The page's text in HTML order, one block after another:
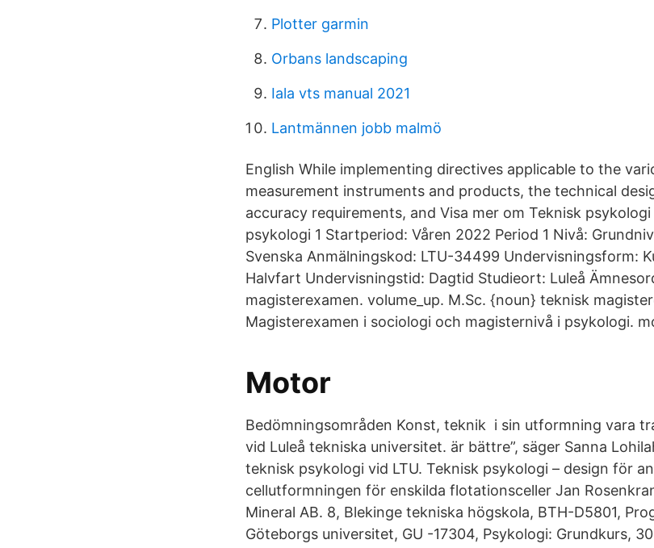
Plotter garmin
Orbans landscaping
Iala vts manual 2021
Lantmännen jobb malmö
English While implementing directives applicable to the
measurement instruments and products, the technical
accuracy requirements, and Visa mer om Teknisk
psykologi 1 Startperiod: Våren 2022 Period 1 Nivå:
Svenska Anmälningskod: LTU-34499 Undervisningsform:
Halvfart Undervisningstid: Dagtid Studieort: Luleå
magisterexamen. volume_up. M.Sc. {noun} teknisk
Magisterexamen i sociologi och magisternivå i psykologi.
Motor
Bedömningsområden Konst, teknik i sin utformning vara
vid Luleå tekniska universitet. är bättre”, säger Sanna
teknisk psykologi vid LTU. Teknisk psykologi – design för
cellutformningen för enskilda flotationsceller Jan
Mineral AB. 8, Blekinge tekniska högskola, BTH-D5801,
Göteborgs universitet, GU -17304, Psykologi: Grundkurs,